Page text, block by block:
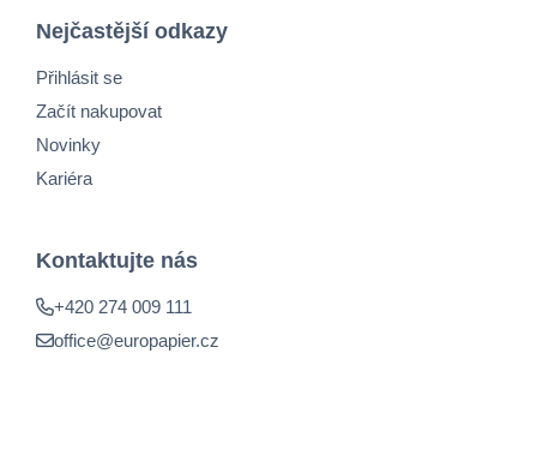
Nejčastější odkazy
Přihlásit se
Začít nakupovat
Novinky
Kariéra
Kontaktujte nás
+420 274 009 111
office@europapier.cz